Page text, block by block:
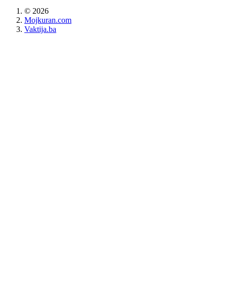
© 2026
Mojkuran.com
Vaktija.ba